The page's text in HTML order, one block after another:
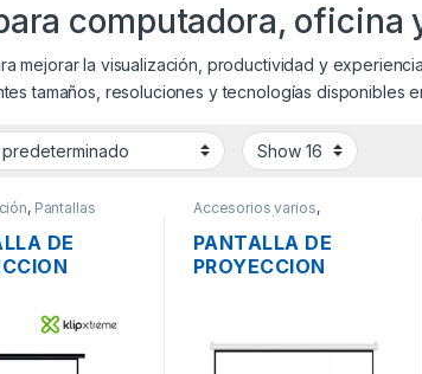
computadora, oficina
mejorar la visualización, productividad y
tamaños, resoluciones y tecnologías disponibles
, Pantallas
DE
KPS-513
120″
Accesorios varios,
Computación
PANTALLA DE
PROYECCION
X 125CM 115″
PLEGABLE